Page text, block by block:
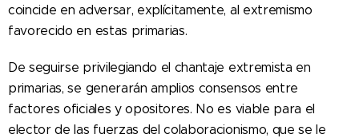
coincide en adversar, explícitamente, al extremismo
favorecido en estas primarias.
De seguirse privilegiando el chantaje extremista en
primarias, se generarán amplios consensos entre
factores oficiales y opositores. No es viable para el
elector de las fuerzas del colaboracionismo, que se le